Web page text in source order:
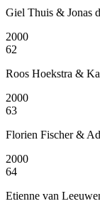
Giel Thuis & Jonas
2000
62
Roos Hoekstra &
2000
63
Florien Fischer &
2000
64
Etienne van